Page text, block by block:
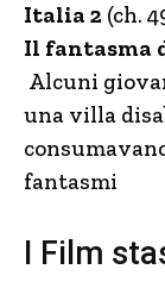
Italia 2 (ch.
Il fantasma
Alcuni
una villa
fantasmi
I Film